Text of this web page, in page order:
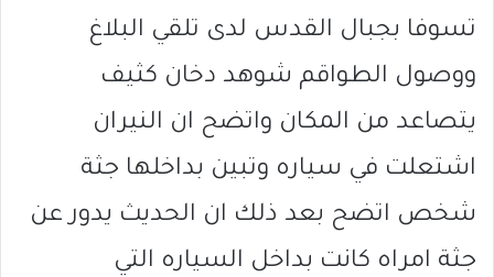
تسوفا بجبال القدس لدى تلقي البلاغ
ووصول الطواقم شوهد دخان كثيف
يتصاعد من المكان واتضح ان النيران
اشتعلت في سياره وتبين بداخلها جثة
شخص اتضح بعد ذلك ان الحديث يدور عن
جثة امراه كانت بداخل السياره التي